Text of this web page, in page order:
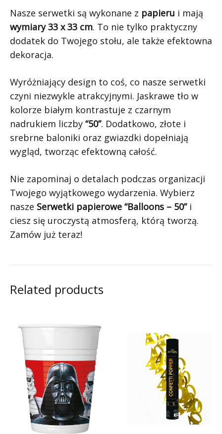
Nasze serwetki są wykonane z papieru i mają
wymiary 33 x 33 cm. To nie tylko praktyczny
dodatek do Twojego stołu, ale także efektowna
dekoracja.
Wyróżniający design to coś, co nasze serwetki
czyni niezwykle atrakcyjnymi. Jaskrawe tło w
kolorze białym kontrastuje z czarnym
nadrukiem liczby “50”. Dodatkowo, złote i
srebrne baloniki oraz gwiazdki dopełniają
wygląd, tworząc efektowną całość.
Nie zapominaj o detalach podczas organizacji
Twojego wyjątkowego wydarzenia. Wybierz
nasze Serwetki papierowe “Balloons – 50”i
ciesz się uroczystą atmosferą, którą tworzą.
Zamów już teraz!
Related products